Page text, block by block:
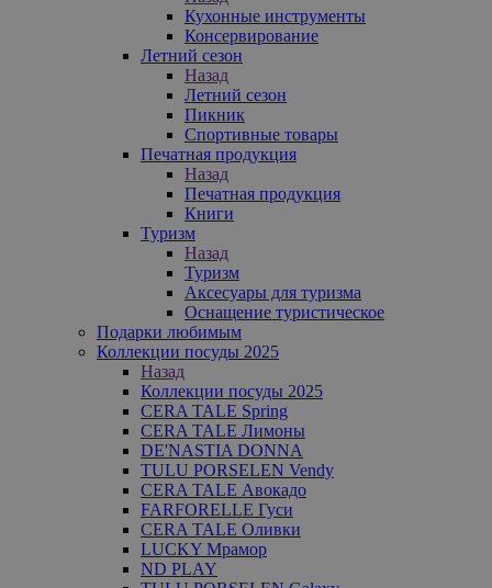
Кухонные инструменты
Консервирование
Летний сезон
Назад
Летний сезон
Пикник
Спортивные товары
Печатная продукция
Назад
Печатная продукция
Книги
Туризм
Назад
Туризм
Аксесуары для туризма
Оснащение туристическое
Подарки любимым
Коллекции посуды 2025
Назад
Коллекции посуды 2025
CERA TALE Spring
CERA TALE Лимоны
DE'NASTIA DONNA
TULU PORSELEN Vendy
CERA TALE Авокадо
FARFORELLE Гуси
CERA TALE Оливки
LUCKY Мрамор
ND PLAY